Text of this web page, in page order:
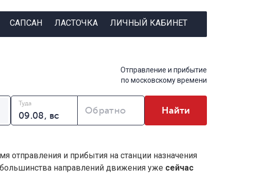
САПСАН ЛАСТОЧКА ЛИЧНЫЙ КАБИНЕТ
Отправление и прибытие
по московскому времени
Туда
Обратно Найти
отправления и прибытия на станции назначения
направлений движения уже сейчас